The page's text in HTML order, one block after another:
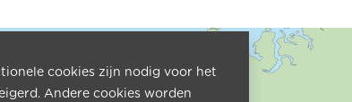
cookies zijn nodig voor het
Andere cookies worden